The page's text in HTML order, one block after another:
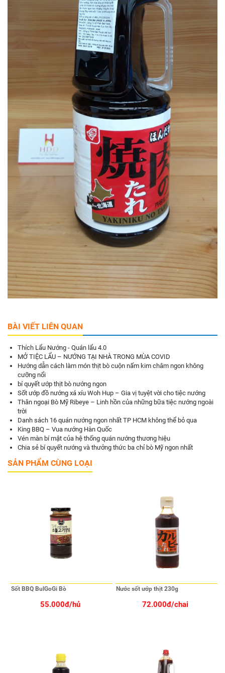
BÀI VIẾT LIÊN QUAN
Thích Lẩu Nướng - Quán lẩu 4.0
MỞ TIỆC LẨU – NƯỚNG TẠI NHÀ TRONG MÙA COVID
Hướng dẫn cách làm món thịt bò cuộn nấm kim châm ngon không
cưỡng nổi
bí quyết ướp thịt bò nướng ngon
Sốt ướp đồ nướng xá xíu Woh Hup – Gia vị tuyệt vời cho tiệc nướng
Thăn ngoại Bò Mỹ Ribeye – Linh hồn của những bữa tiệc nướng ngoài
trời
Danh sách 16 quán nướng ngon nhất TP HCM không thể bỏ qua
King BBQ – Vua nướng Hàn Quốc
Vén màn bí mật của hệ thống quán nướng thương hiệu
Chia sẻ bí quyết nướng và thưởng thức ba chỉ bò Mỹ ngon nhất
SẢN PHẨM CÙNG LOẠI
Sốt BBQ BulGoGi Bò
55.000đ/hủ
Nước sốt ướp thịt 230g
72.000đ/chai